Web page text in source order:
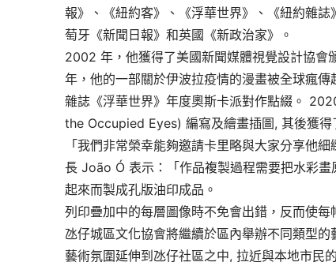
報》、《紐約客》、《浮華世界》、《紐約雜
萄牙《新聞日報》和英國《新政治家》。
2002 年，他獲得了美國新聞媒體視覺設計協會
年，他的一部關於伊波拉疫情的漫畫被全球瘋
雜誌《浮華世界》年度奧斯卡派對作點綴。
the Occupied Eyes) 編寫及繪畫插圖, 其後獲得
「我們非常榮幸能夠邀請卡里略與大家分享他
長 João Ó 表示：「作品複製過程需要把水彩
起來而製成孔版油印成品。
列印疊加中的每層圖像時不免會出錯，反而使
氹仔城區文化協會將繼續於區內舉辦不同類型
藝術氛圍延伸到氹仔社區之中, 拉近與本地市民